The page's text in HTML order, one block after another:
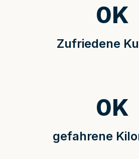
Zufriedene
0K
gefahrene
0K